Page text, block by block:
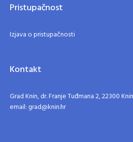
Pristupačnost
Izjava o pristupačnosti
Kontakt
Grad Knin, dr. Franje Tuđmana 2, 22300
email: grad@knin.hr